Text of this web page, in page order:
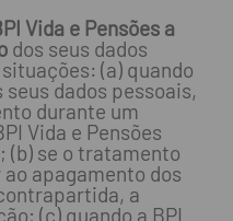
Vida e Pensões a
dos seus dados
(a) quando
dados pessoais,
durante um
Vida e Pensões
(b) se o tratamento
apagamento dos
a
(c) quando a BPI